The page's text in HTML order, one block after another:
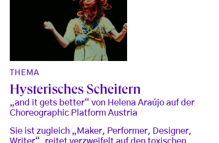
THEMA
Hysterisches Scheitern
„and it gets better“ von Helena Araújo auf der
Choreographic Platform Austria
Sie ist zugleich „Maker, Performer, Designer,